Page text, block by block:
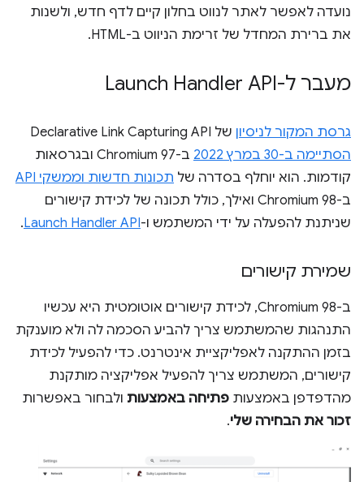
נועדה לאפשר לאתר לנווט בחלון קיים לדף חדש, ולשנות
את ברירת המחדל של זרימת הניווט ב-HTML.
מעבר ל-Launch Handler API
גרסת המקור לניסיון של Declarative Link Capturing API
הסתיימה ב-30 במרץ 2022
ב-Chromium 97 ובגרסאות
קודמות. הוא יוחלף בסדרה של תכונות חדשות וממשקי API
ב-Chromium 98 ואילך, כולל תכונה של לכידת קישורים
שניתנת להפעלה על ידי המשתמש ו-Launch Handler API
.
שמירת קישורים
ב-Chromium 98, לכידת קישורים אוטומטית היא עכשיו
התנהגות שהמשתמש צריך להביע הסכמה לה ולא מוענקת
בזמן ההתקנה לאפליקציית אינטרנט. כדי להפעיל לכידת
קישורים, המשתמש צריך להפעיל אפליקציה מותקנת
מהדפדפן באמצעות פתיחה באמצעות ולבחור באפשרות
זכור את הבחירה שלי.